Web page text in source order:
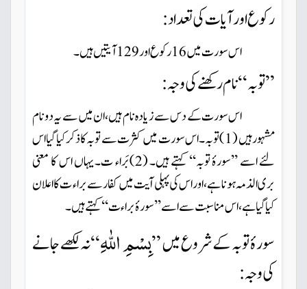
رکوع اورآیات کی تعداد:
اس سورت میں16رکوع اور129آیتیں ہیں۔
’’توبہ ‘‘نام رکھنے کی وجہ :
اس سورت کے دس سے زیادہ نام ہیں ،ان میں سے یہ دو نام
مشہور ہیں (1) توبہ۔ اس سورت میں کثرت سے توبہ کا ذکر کیا گیا اس
لئے اسے ’’سورۂ توبہ‘‘ کہتے ہیں۔ (2)بَراء ت۔یہاں اس کا معنی
بری الذمہ ہونا ہے، اور اس کی پہلی آیت میں کفار سے براء ت کا اعلان
کیا گیا ہے ،اس مناسبت سے اسے ’’سورۂ براء ت‘‘ کہتے ہیں۔
سورۂ توبہ کے شروع میں ’’بِسْمِ اللّٰهِ‘‘ نہ لکھے جانے
کی وجہ: